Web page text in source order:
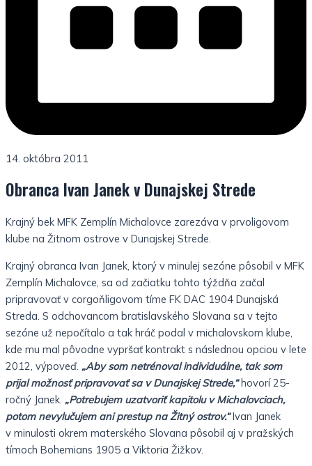
14. októbra 2011
Obranca Ivan Janek v Dunajskej Strede
Krajný bek MFK Zemplín Michalovce zarezáva v prvoligovom
klube na Žitnom ostrove v Dunajskej Strede.
Krajný obranca Ivan Janek, ktorý v minulej sezóne pôsobil v MFK
Zemplín Michalovce, sa od začiatku tohto týždňa začal
pripravovať v corgoňligovom tíme FK DAC 1904 Dunajská
Streda. S odchovancom bratislavského Slovana sa v tejto
sezóne už nepočítalo a tak hráč podal v michalovskom klube,
kde mu mal pôvodne vypršať kontrakt s následnou opciou v lete
2012, výpoveď. „Aby som netrénoval individuálne, tak som
prijal možnosť pripravovať sa v Dunajskej Strede,“hovorí 25-
ročný Janek. „Potrebujem uzatvoriť kapitolu v Michalovciach,
potom nevylučujem ani prestup na Žitný ostrov.“Ivan Janek
v minulosti okrem materského Slovana pôsobil aj v pražských
tímoch Bohemians 1905 a Viktoria Žižkov.